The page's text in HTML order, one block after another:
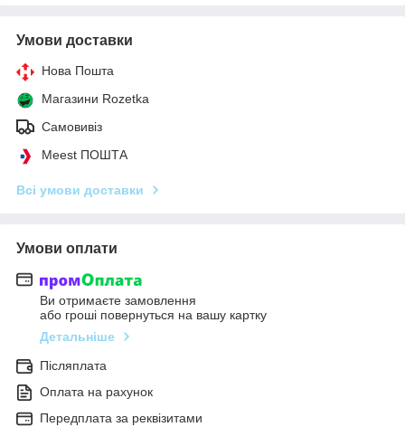
Умови доставки
Нова Пошта
Магазини Rozetka
Самовивіз
Meest ПОШТА
Всі умови доставки
Умови оплати
Ви отримаєте замовлення
або гроші повернуться на вашу картку
Детальніше
Післяплата
Оплата на рахунок
Передплата за реквізитами